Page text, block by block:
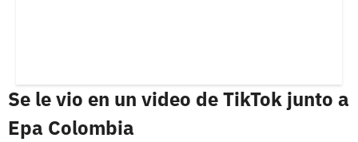
Se le vio en un video de TikTok junto a
Epa Colombia